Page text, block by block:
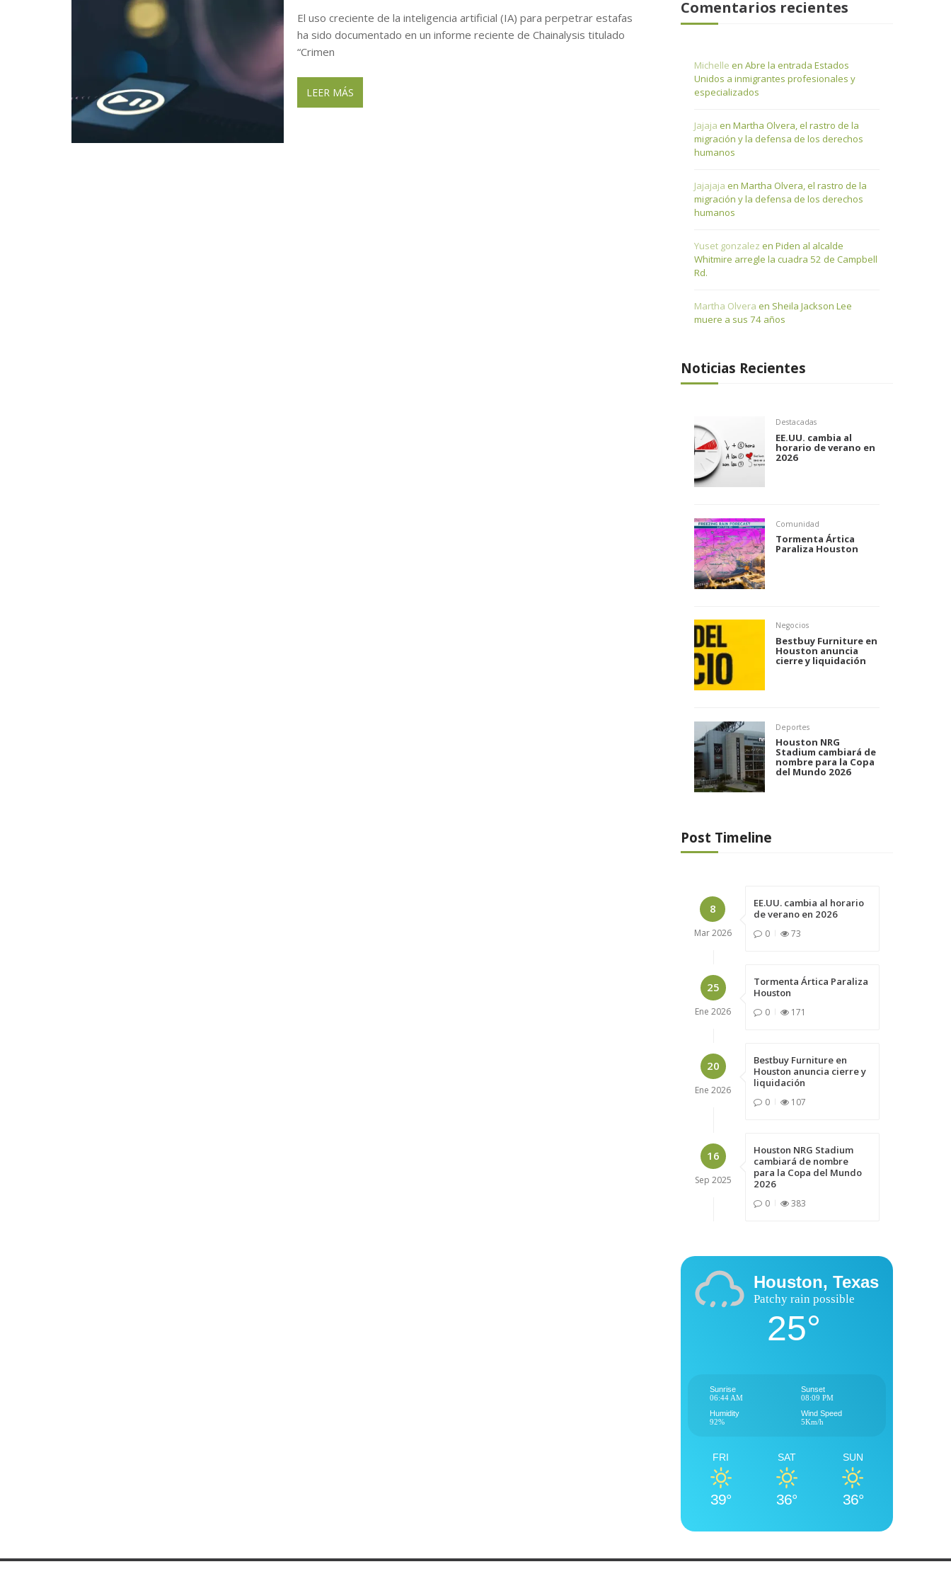
ENERO 20, 2026
El uso creciente de la inteligencia artificial (IA) para perpetrar estafas
ha sido documentado en un informe reciente de Chainalysis titulado
“Crimen
LEER MÁS
Comentarios recientes
Michelle en Abre la entrada Estados
Unidos a inmigrantes profesionales y
especializados
Jajaja en Martha Olvera, el rastro de la
migración y la defensa de los derechos
humanos
Jajajaja en Martha Olvera, el rastro de la
migración y la defensa de los derechos
humanos
Yuset gonzalez en Piden al alcalde
Whitmire arregle la cuadra 52 de Campbell
Rd.
Martha Olvera en Sheila Jackson Lee
muere a sus 74 años
Noticias Recientes
Destacadas
EE.UU. cambia al
horario de verano en
2026
Comunidad
Tormenta Ártica
Paraliza Houston
Negocios
Bestbuy Furniture en
Houston anuncia
cierre y liquidación
Deportes
Houston NRG
Stadium cambiará de
nombre para la Copa
del Mundo 2026
Post Timeline
8
Mar2026
EE.UU. cambia al horario
de verano en 2026
0 73
25
Ene 2026
Tormenta Ártica Paraliza
Houston
0 171
20
Ene 2026
Bestbuy Furniture en
Houston anuncia cierre y
liquidación
0 107
16
Sep 2025
Houston NRG Stadium
cambiará de nombre
para la Copa del Mundo
2026
0 383
Houston, Texas
Patchy rain possible
25°
Sunrise
06:44 AM
Sunset
08:09 PM
Humidity
92%
Wind Speed
5Km/h
FRI
39°
SAT
36°
SUN
36°